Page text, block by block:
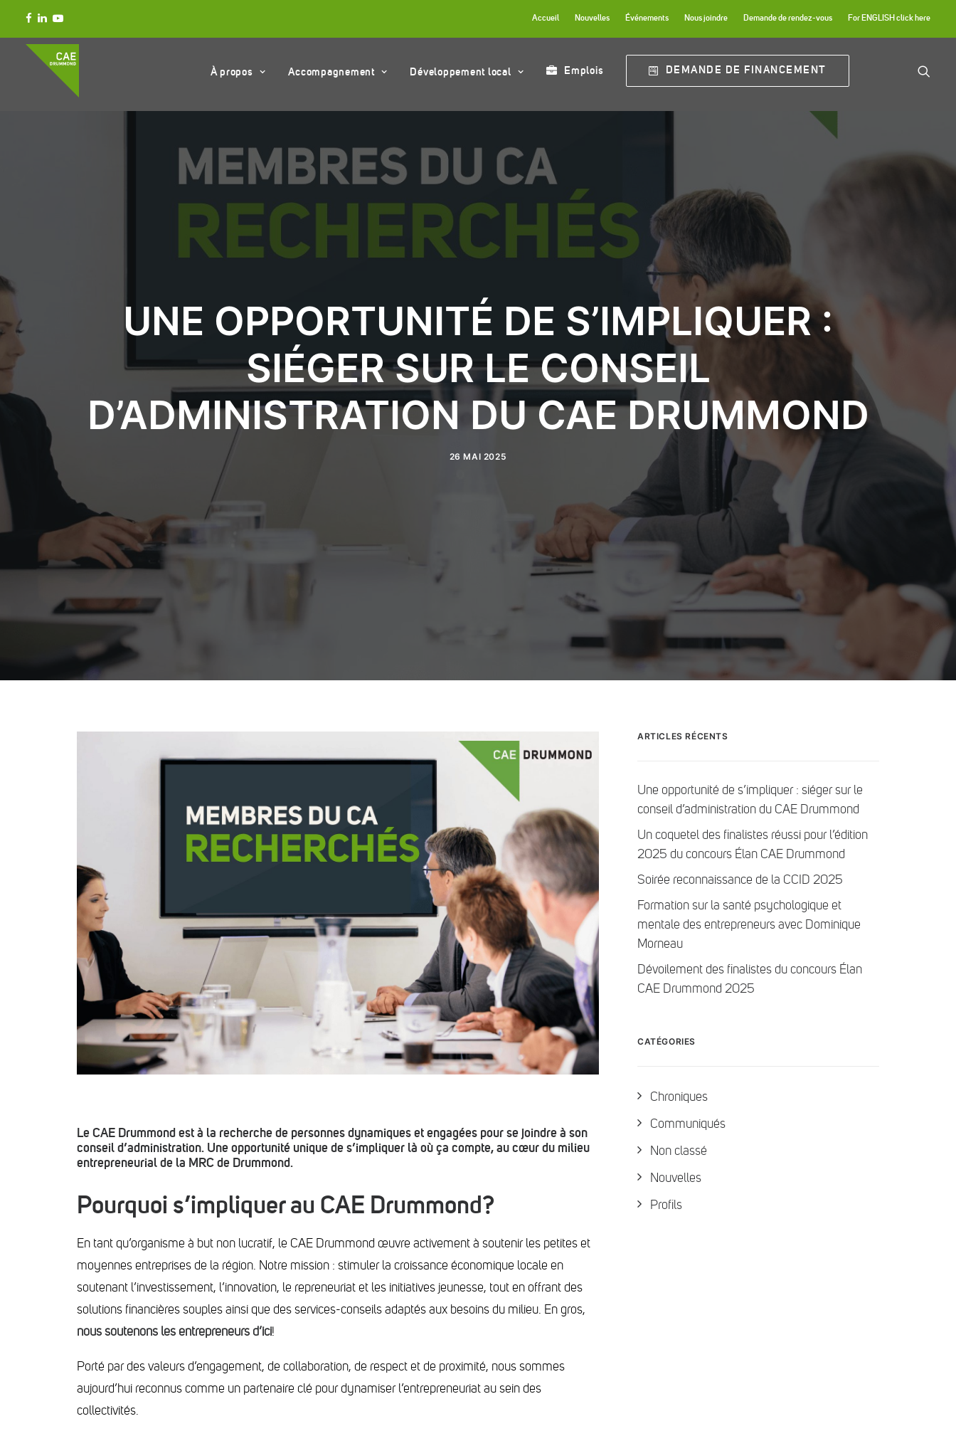
Accueil Nouvelles Événements Nous joindre Demande de rendez-vous For ENGLISH click here
À propos Accompagnement Développement local Emplois DEMANDE DE FINANCEMENT
UNE OPPORTUNITÉ DE S’IMPLIQUER :
SIÉGER SUR LE CONSEIL
D’ADMINISTRATION DU CAE DRUMMOND
26 MAI 2025
Le CAE Drummond est à la recherche de personnes dynamiques et engagées pour se joindre à son
conseil d’administration. Une opportunité unique de s’impliquer là où ça compte, au cœur du milieu
entrepreneurial de la MRC de Drummond.
Pourquoi s’impliquer au CAE Drummond?
En tant qu’organisme à but non lucratif, le CAE Drummond œuvre activement à soutenir les petites et
moyennes entreprises de la région. Notre mission : stimuler la croissance économique locale en
soutenant l’investissement, l’innovation, le repreneuriat et les initiatives jeunesse, tout en offrant des
solutions financières souples ainsi que des services-conseils adaptés aux besoins du milieu. En gros,
nous soutenons les entrepreneurs d’ici!
Porté par des valeurs d’engagement, de collaboration, de respect et de proximité, nous sommes
aujourd’hui reconnus comme un partenaire clé pour dynamiser l’entrepreneuriat au sein des
collectivités.
ARTICLES RÉCENTS
Une opportunité de s’impliquer : siéger sur le
conseil d’administration du CAE Drummond
Un coquetel des finalistes réussi pour l’édition
2025 du concours Élan CAE Drummond
Soirée reconnaissance de la CCID 2025
Formation sur la santé psychologique et
mentale des entrepreneurs avec Dominique
Morneau
Dévoilement des finalistes du concours Élan
CAE Drummond 2025
CATÉGORIES
Chroniques
Communiqués
Non classé
Nouvelles
Profils